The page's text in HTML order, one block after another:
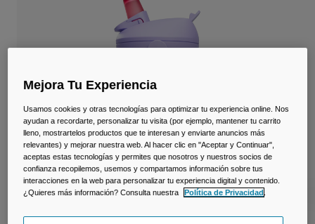
Tazas y Vasos
Riñoneras
Bolsas Bici
Bolsas Hidratación
Accessorios
Ver todo
Viajar y estilo de vida
Mejora Tu Experiencia
Usamos cookies y otras tecnologías para optimizar tu experiencia online. Nos
ayudan a recordarte, personalizar tu visita (por ejemplo, mantener tu carrito
lleno, mostrartelos productos que te interesan y enviarte anuncios más
relevantes) y mejorar nuestra web. Al hacer clic en "Aceptar y Continuar",
aceptas estas tecnologías y permites que nosotros y nuestros socios de
confianza recopilemos, usemos y compartamos información sobre tus
interacciones en la web para personalizar tu experiencia digital y contenido.
¿Quieres más información? Consulta nuestra
Política de Privacidad